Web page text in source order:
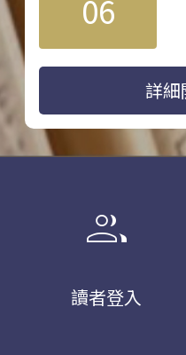
06
詳細
group
讀者登入